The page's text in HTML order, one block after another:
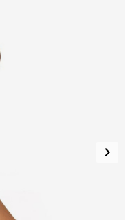
keyboard_arrow_right